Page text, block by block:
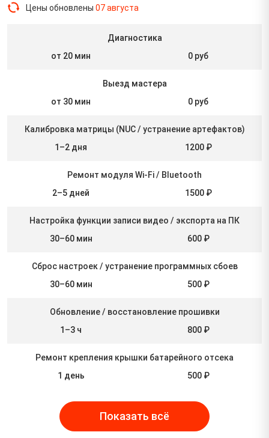
Цены обновлены 07 августа
Диагностика
от 20 мин
0 руб
Выезд мастера
от 30 мин
0 руб
Калибровка матрицы (NUC / устранение артефактов)
1–2 дня
1200 ₽
Ремонт модуля Wi-Fi / Bluetooth
2–5 дней
1500 ₽
Настройка функции записи видео / экспорта на ПК
30–60 мин
600 ₽
Сброс настроек / устранение программных сбоев
30–60 мин
500 ₽
Обновление / восстановление прошивки
1–3 ч
800 ₽
Ремонт крепления крышки батарейного отсека
1 день
500 ₽
Показать всё